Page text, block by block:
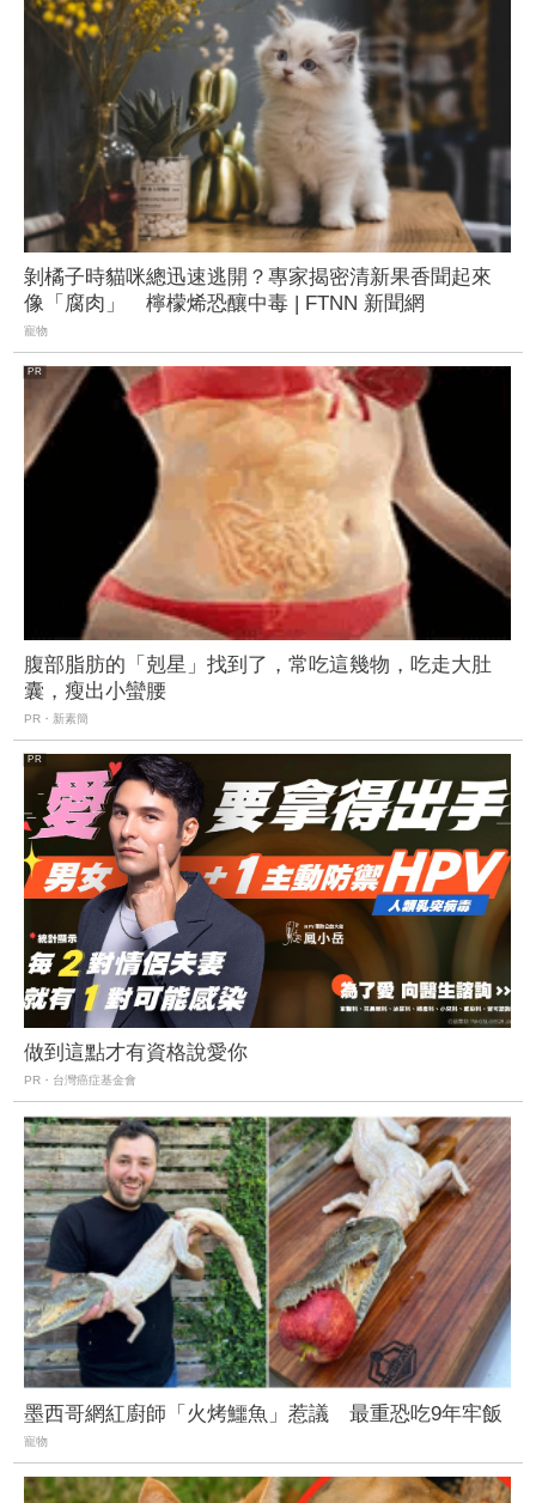
剝橘子時貓咪總迅速逃開？專家揭密清新果香聞起來
像「腐肉」 檸檬烯恐釀中毒 | FTNN 新聞網
寵物
腹部脂肪的「剋星」找到了，常吃這幾物，吃走大肚
囊，瘦出小蠻腰
PR・新素簡
做到這點才有資格說愛你
PR・台灣癌症基金會
墨西哥網紅廚師「火烤鱷魚」惹議 最重恐吃9年牢飯
寵物